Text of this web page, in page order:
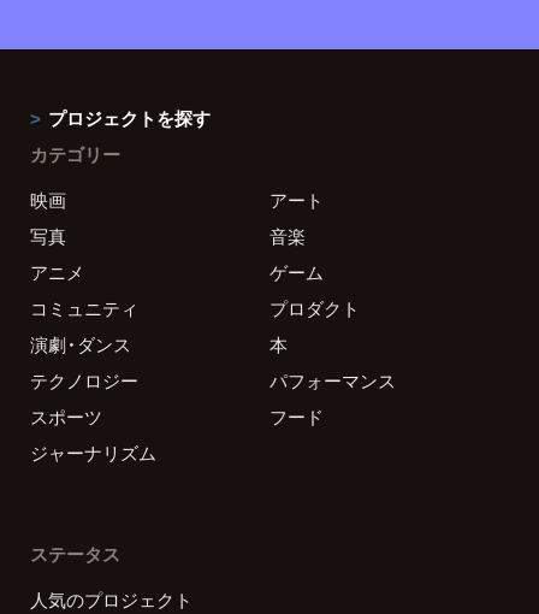
プロジェクトを探す
カテゴリー
映画
アート
写真
音楽
アニメ
ゲーム
コミュニティ
プロダクト
演劇・ダンス
本
テクノロジー
パフォーマンス
スポーツ
フード
ジャーナリズム
ステータス
人気のプロジェクト